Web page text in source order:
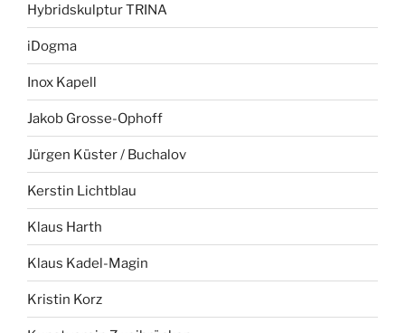
Hybridskulptur TRINA
iDogma
Inox Kapell
Jakob Grosse-Ophoff
Jürgen Küster / Buchalov
Kerstin Lichtblau
Klaus Harth
Klaus Kadel-Magin
Kristin Korz